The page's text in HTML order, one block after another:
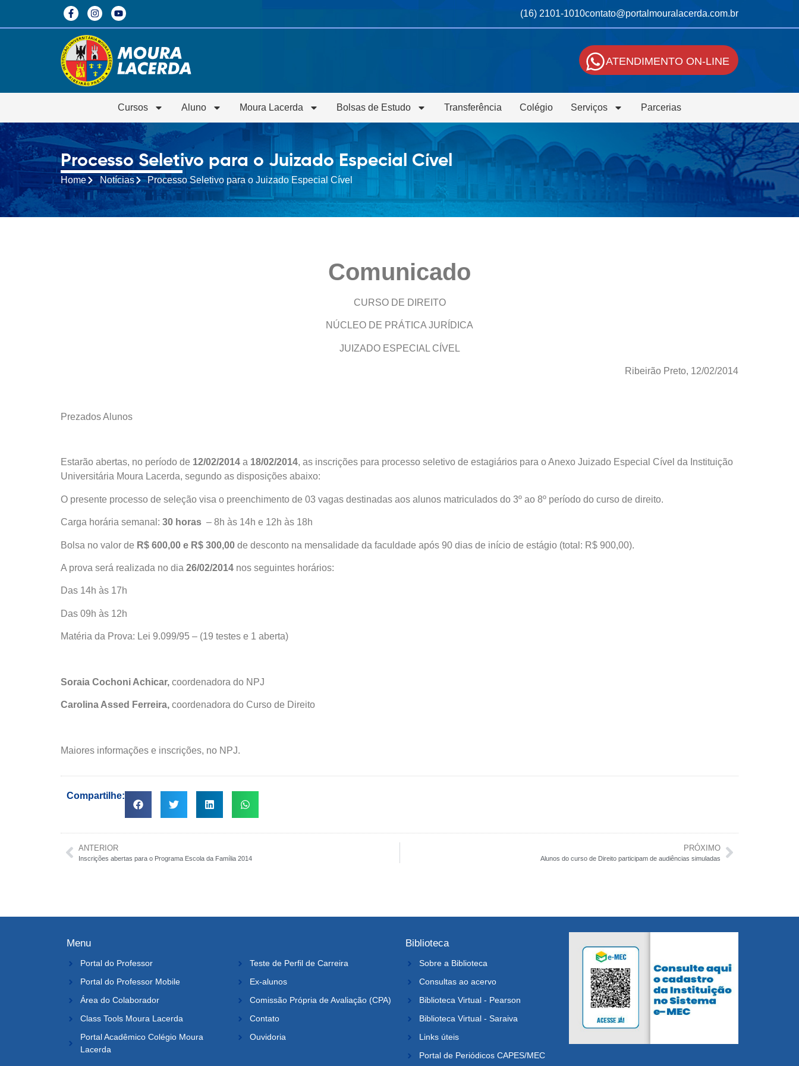
(16) 2101-1010contato@portalmouralacerda.com.br
ATENDIMENTO ON-LINE
Cursos Aluno Moura Lacerda Bolsas de Estudo Transferência Colégio Serviços Parcerias
Processo Seletivo para o Juizado Especial Cível
Home Notícias Processo Seletivo para o Juizado Especial Cível
Comunicado
CURSO DE DIREITO
NÚCLEO DE PRÁTICA JURÍDICA
JUIZADO ESPECIAL CÍVEL
Ribeirão Preto, 12/02/2014
Prezados Alunos
Estarão abertas, no período de 12/02/2014 a 18/02/2014, as inscrições para processo seletivo de estagiários para o Anexo Juizado Especial Cível da Instituição
Universitária Moura Lacerda, segundo as disposições abaixo:
O presente processo de seleção visa o preenchimento de 03 vagas destinadas aos alunos matriculados do 3º ao 8º período do curso de direito.
Carga horária semanal: 30 horas – 8h às 14h e 12h às 18h
Bolsa no valor de R$ 600,00 e R$ 300,00 de desconto na mensalidade da faculdade após 90 dias de início de estágio (total: R$ 900,00).
A prova será realizada no dia 26/02/2014 nos seguintes horários:
Das 14h às 17h
Das 09h às 12h
Matéria da Prova: Lei 9.099/95 – (19 testes e 1 aberta)
Soraia Cochoni Achicar, coordenadora do NPJ
Carolina Assed Ferreira, coordenadora do Curso de Direito
Maiores informações e inscrições, no NPJ.
Compartilhe:
ANTERIOR
Inscrições abertas para o Programa Escola da Família 2014
PRÓXIMO
Alunos do curso de Direito participam de audiências simuladas
Menu
Portal do Professor
Portal do Professor Mobile
Área do Colaborador
Class Tools Moura Lacerda
Portal Acadêmico Colégio Moura
Lacerda
Teste de Perfil de Carreira
Ex-alunos
Comissão Própria de Avaliação (CPA)
Contato
Ouvidoria
Biblioteca
Sobre a Biblioteca
Consultas ao acervo
Biblioteca Virtual - Pearson
Biblioteca Virtual - Saraiva
Links úteis
Portal de Periódicos CAPES/MEC